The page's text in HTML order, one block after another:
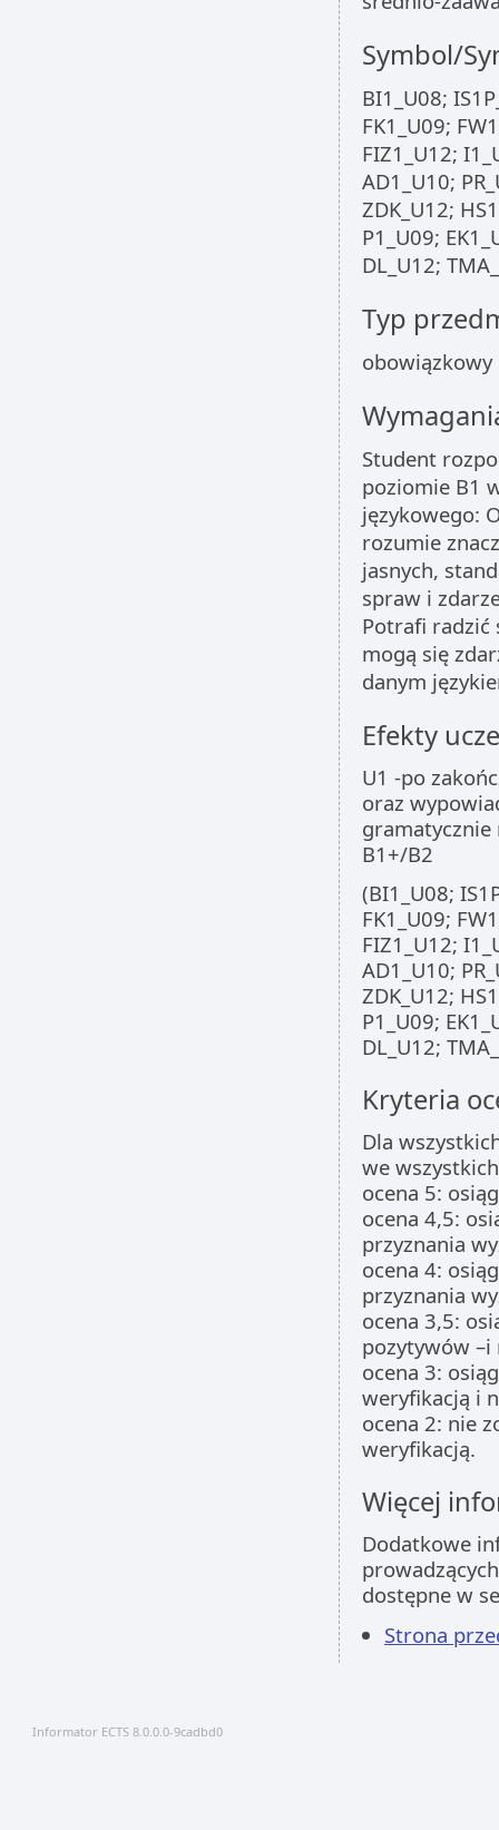
Symbol/
BI1_U08;
FK1_U09;
FIZ1_U12;
AD1_U10;
ZDK_U12;
P1_U09;
DL_U12;
Typ
obowiązkowy
Student
poziomie B1
językowego:
rozumie
jasnych,
spraw i
Potrafi radzić
mogą się
danym
Efekty
U1 -po
oraz
B1+/B2
(BI1_U08;
FK1_U09;
FIZ1_U12;
AD1_U10;
ZDK_U12;
P1_U09;
DL_U12;
Kryteria
Dla
we
ocena 5:
ocena 4,5:
przyznania
ocena 4:
przyznania
ocena 3,5:
pozytywów –i
ocena 3:
weryfikacją i
ocena 2: nie
weryfikacją.
Więcej
Dodatkowe
dostępne w
Strona
Informator ECTS 8.0.0.0-9cadbd0